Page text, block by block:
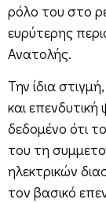
ρόλο του στο
ευρύτερης
Ανατολής.
Την ίδια
και
δεδομένο ότι
του τη
ηλεκτρικών
τον βασικό